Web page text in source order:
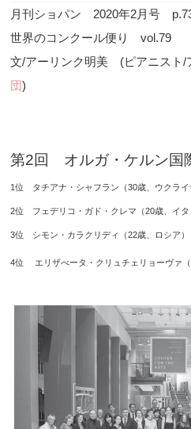
月刊ショパン 2020年2月号
世界のコンクール便り vol.79
文/アーリンク明美 (ピアニスト/
団)
第2回 オルガ・ケルン国
1位 タチアナ・シャフラン（30歳、ウクライ
2位 フェデリコ・ガド・クレマ（20歳、イタ
3位 シモン・カラクリディ（22歳、ロシア）
4位 エリザべータ・クリュチェリョーヴァ（